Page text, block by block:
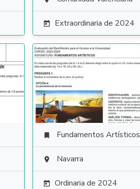
 Extraordinaria de 2024
 Fundamentos Artísticos
 Navarra
 Ordinaria de 2024